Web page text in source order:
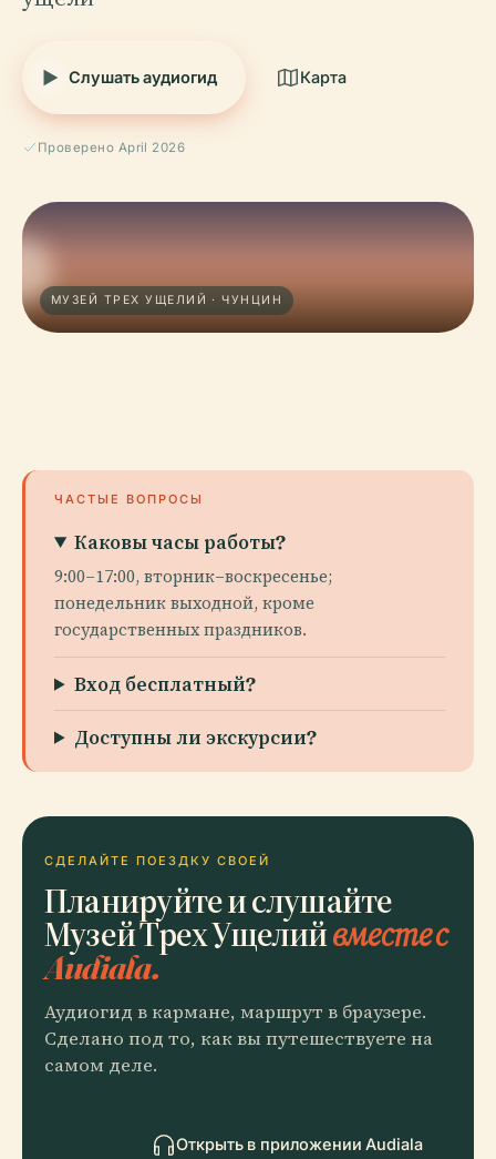
Слушать аудиогид Карта
Проверено April 2026
МУЗЕЙ ТРЕХ УЩЕЛИЙ · ЧУНЦИН
ЧАСТЫЕ ВОПРОСЫ
Каковы часы работы?
9:00–17:00, вторник–воскресенье;
понедельник выходной, кроме
государственных праздников.
Вход бесплатный?
Доступны ли экскурсии?
СДЕЛАЙТЕ ПОЕЗДКУ СВОЕЙ
Планируйте и слушайте
Музей Трех Ущелийвместе с
Audiala.
Аудиогид в кармане, маршрут в браузере.
Сделано под то, как вы путешествуете на
самом деле.
Открыть в приложении Audiala